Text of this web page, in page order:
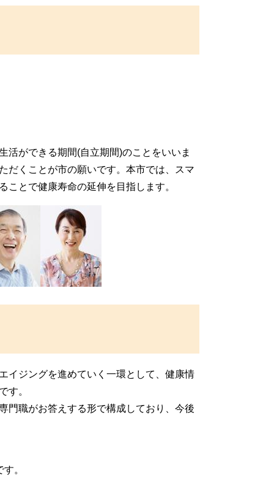
ができる期間(自立期間)のことをいいま
だくことが市の願いです。本市では、スマ
とで健康寿命の延伸を目指します。
ジングを進めていく一環として、健康情
す。
門職がお答えする形で構成しており、今後
。